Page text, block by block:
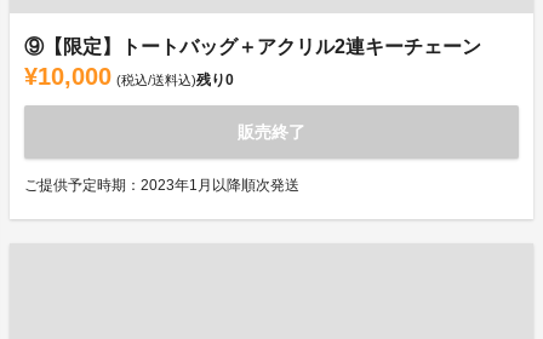
⑨【限定】トートバッグ＋アクリル2連キーチェーン
¥10,000 (税込/送料込)残り0
販売終了
ご提供予定時期：2023年1月以降順次発送